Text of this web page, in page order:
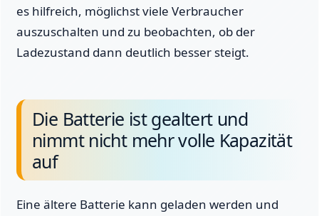
es hilfreich, möglichst viele Verbraucher
auszuschalten und zu beobachten, ob der
Ladezustand dann deutlich besser steigt.
Die Batterie ist gealtert und
nimmt nicht mehr volle Kapazität
auf
Eine ältere Batterie kann geladen werden und